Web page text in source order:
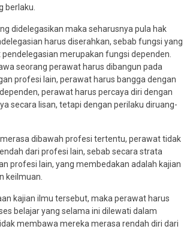
berlaku.
didelegasikan maka seharusnya pula hak
harus diserahkan, sebab fungsi yang
merupakan fungsi dependen.
seorang perawat harus dibangun pada
profesi lain, perawat harus bangga dengan
perawat harus percaya diri dengan
secara lisan, tetapi dengan perilaku diruang-
dibawah profesi tertentu, perawat tidak
dari profesi lain, sebab secara strata
profesi lain, yang membedakan adalah kajian
keilmuan.
kajian ilmu tersebut, maka perawat harus
belajar yang selama ini dilewati dalam
membawa mereka merasa rendah diri dari